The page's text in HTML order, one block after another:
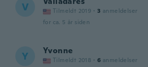
V Tilmeldt 2019 · 3 anmeldelser
for ca. 5 år siden
Y Yvonne
Tilmeldt 2018 · 6 anmeldelser